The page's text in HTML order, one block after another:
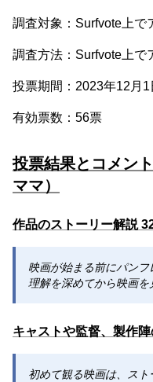
調査対象：Surfvote上で
調査方法：Surfvote上で
投票期間：2023年12月1
有効票数：56票
投票結果とコメン
ママ）
作品のストーリー解説
映画が始まる前にパン
理解を深めてから映画を
キャストや監督、製作
初めて観る映画は、スト